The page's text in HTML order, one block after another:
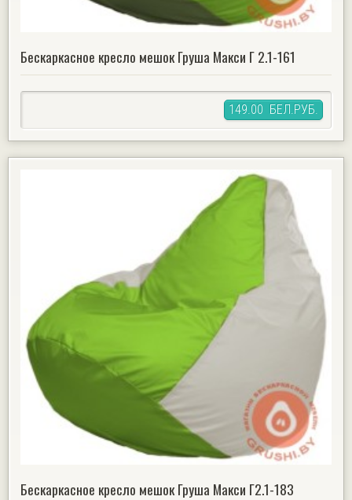
Бескаркасное кресло мешок Груша Макси Г 2.1-161
149.00 БЕЛ.РУБ.
Бескаркасное кресло мешок Груша Макси Г2.1-183